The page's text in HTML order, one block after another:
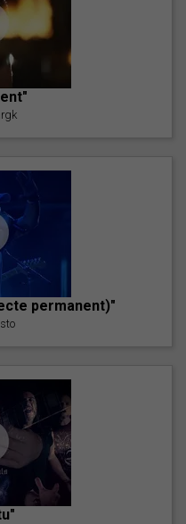
permanent)"